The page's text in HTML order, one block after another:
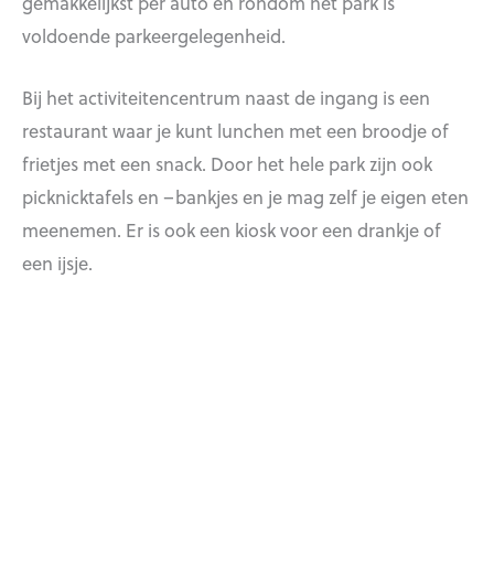
voldoende parkeergelegenheid.
Bij het activiteitencentrum naast de ingang is een
restaurant waar je kunt lunchen met een broodje of
frietjes met een snack. Door het hele park zijn ook
picknicktafels en –bankjes en je mag zelf je eigen eten
meenemen. Er is ook een kiosk voor een drankje of
een ijsje.